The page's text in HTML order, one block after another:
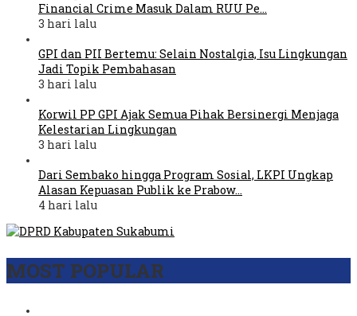
Financial Crime Masuk Dalam RUU Pe…
3 hari lalu
GPI dan PII Bertemu: Selain Nostalgia, Isu Lingkungan
Jadi Topik Pembahasan
3 hari lalu
Korwil PP GPI Ajak Semua Pihak Bersinergi Menjaga
Kelestarian Lingkungan
3 hari lalu
Dari Sembako hingga Program Sosial, LKPI Ungkap
Alasan Kepuasan Publik ke Prabow…
4 hari lalu
MOST POPULAR